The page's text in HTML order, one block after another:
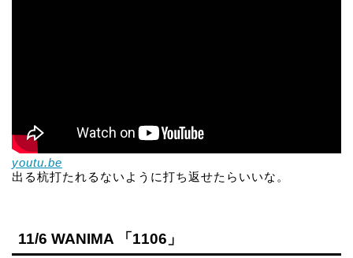
youtu.be
出る杭打たれるないように打ち返せたらいいな。
11/6 WANIMA 「1106」